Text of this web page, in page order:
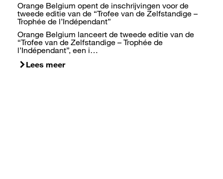
Orange Belgium opent de inschrijvingen voor de
tweede editie van de “Trofee van de Zelfstandige –
Trophée de l’Indépendant”
Orange Belgium lanceert de tweede editie van de
“Trofee van de Zelfstandige – Trophée de
l’Indépendant”, een i…
Lees meer